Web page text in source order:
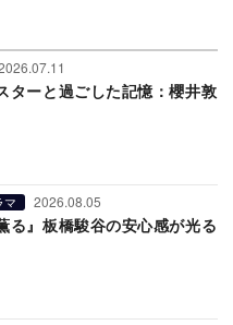
ターと過ごした記憶：櫻井敦
マ 2026.08.05
る』板橋駿谷の安心感が光る